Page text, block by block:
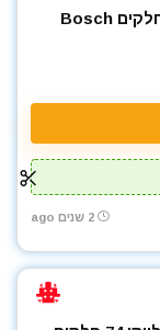
סט ביטים ובוקסות 43 חלקים Bosch
2 שנים ago